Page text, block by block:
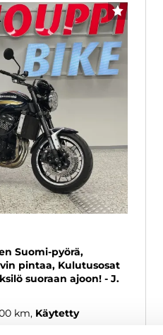
SUOSIKKI
Suomi-pyörä,
pintaa, Kulutusosat
suoraan ajoon! - J.
km Käytetty